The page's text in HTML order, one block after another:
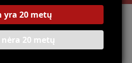
yra 20 metų
20 metų